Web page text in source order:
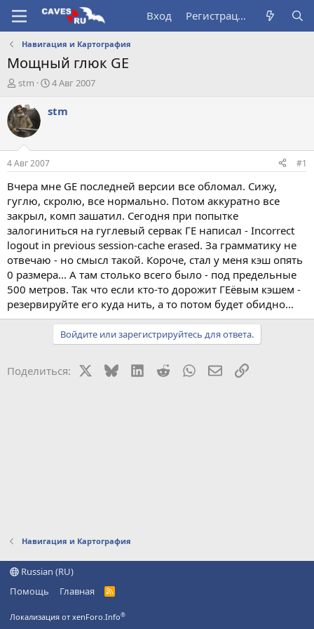
Вход Регистрация
Навигация и Картография
Мощный глюк GE
А
т
о
р
т
м
ы
stm
Д
т
а
л
4 Авг 2007
stm
4 Авг 2007 #1
Вчера мне GE последней версии все обломал. Сижу,
гуглю, скролю, все нормально. Потом аккуратно все
закрыл, комп зашатил. Сегодня при попытке
залогиниться на гуглевый сервак ГЕ написал - Incorrect
logout in previous session-cache erased. За грамматику не
отвечаю - но смысл такой. Короче, стал у меня кэш опять
0 размера... А там столько всего было - под предельные
500 метров. Так что если кто-то дорожит ГЕёвым кэшем -
резервируйте его куда нить, а то потом будет обидно...
Войдите или зарегистрируйтесь для ответа.
Поделиться: BlueskyLinkedIn
RedditWhatsAppЭлектронная
Ссылка
Навигация и Картография
Russian (RU)
Помощь
Главная
R
Локализация от xenForo.Info®